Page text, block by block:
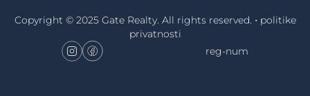
Copyright © 2025 Gate Realty. All rights reserved. • politike
privatnosti
reg-num